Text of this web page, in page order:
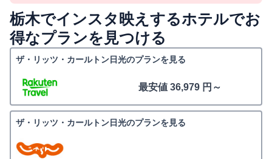
栃木でインスタ映えするホテルでお
得なプランを見つける
ザ・リッツ・カールトン日光のプランを見る
最安値 36,979 円～
ザ・リッツ・カールトン日光のプランを見る